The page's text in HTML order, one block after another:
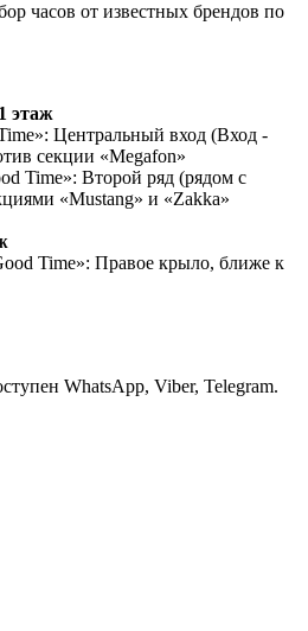
часов от известных брендов по
этаж
Центральный вход (Вход -
секции «Megafon»
Time»: Второй ряд (рядом с
«Mustang» и «Zakka»
Time»: Правое крыло, ближе к
WhatsApp, Viber, Telegram.